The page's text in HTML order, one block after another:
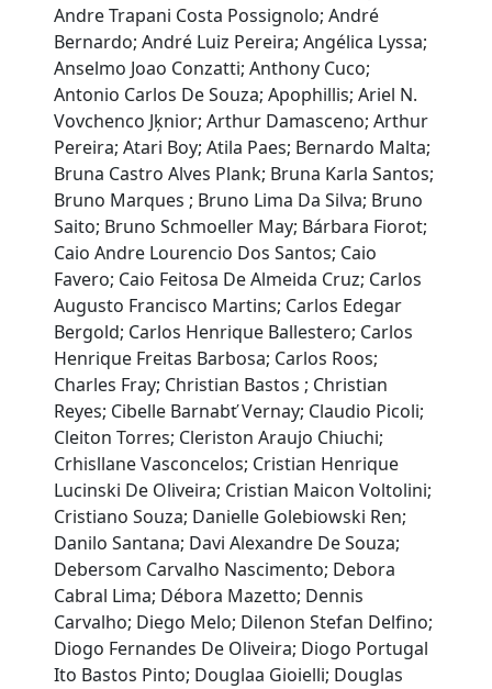
Andre Trapani Costa Possignolo; André
Bernardo; André Luiz Pereira; Angélica Lyssa;
Anselmo Joao Conzatti; Anthony Cuco;
Antonio Carlos De Souza; Apophillis; Ariel N.
Vovchenco Jķnior; Arthur Damasceno; Arthur
Pereira; Atari Boy; Atila Paes; Bernardo Malta;
Bruna Castro Alves Plank; Bruna Karla Santos;
Bruno Marques ; Bruno Lima Da Silva; Bruno
Saito; Bruno Schmoeller May; Bárbara Fiorot;
Caio Andre Lourencio Dos Santos; Caio
Favero; Caio Feitosa De Almeida Cruz; Carlos
Augusto Francisco Martins; Carlos Edegar
Bergold; Carlos Henrique Ballestero; Carlos
Henrique Freitas Barbosa; Carlos Roos;
Charles Fray; Christian Bastos ; Christian
Reyes; Cibelle Barnabť Vernay; Claudio Picoli;
Cleiton Torres; Cleriston Araujo Chiuchi;
Crhisllane Vasconcelos; Cristian Henrique
Lucinski De Oliveira; Cristian Maicon Voltolini;
Cristiano Souza; Danielle Golebiowski Ren;
Danilo Santana; Davi Alexandre De Souza;
Debersom Carvalho Nascimento; Debora
Cabral Lima; Débora Mazetto; Dennis
Carvalho; Diego Melo; Dilenon Stefan Delfino;
Diogo Fernandes De Oliveira; Diogo Portugal
Ito Bastos Pinto; Douglaa Gioielli; Douglas